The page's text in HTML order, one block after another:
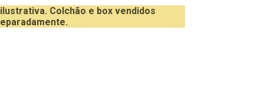
Colchão e box vendidos